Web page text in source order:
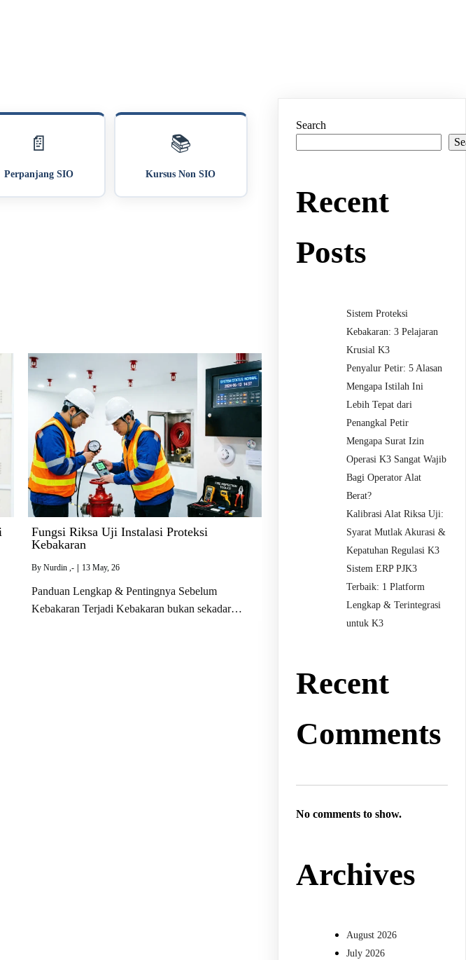
📄
Perpanjang SIO
📚
Kursus Non SIO
Fungsi Riksa Uji Instalasi Proteksi
Kebakaran
By Nurdin ,- | 13 May, 26
Panduan Lengkap & Pentingnya Sebelum
Kebakaran Terjadi Kebakaran bukan sekadar…
Search
Recent
Posts
Sistem Proteksi
Kebakaran: 3 Pelajaran
Krusial K3
Penyalur Petir: 5 Alasan
Mengapa Istilah Ini
Lebih Tepat dari
Penangkal Petir
Mengapa Surat Izin
Operasi K3 Sangat Wajib
Bagi Operator Alat
Berat?
Kalibrasi Alat Riksa Uji:
Syarat Mutlak Akurasi &
Kepatuhan Regulasi K3
Sistem ERP PJK3
Terbaik: 1 Platform
Lengkap & Terintegrasi
untuk K3
Recent
Comments
No comments to show.
Archives
August 2026
July 2026